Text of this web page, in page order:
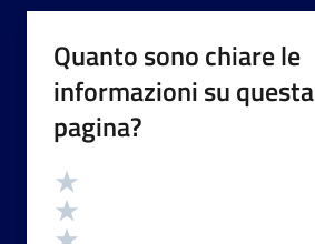
Quanto sono chiare le
informazioni su questa
pagina?
Valutazione